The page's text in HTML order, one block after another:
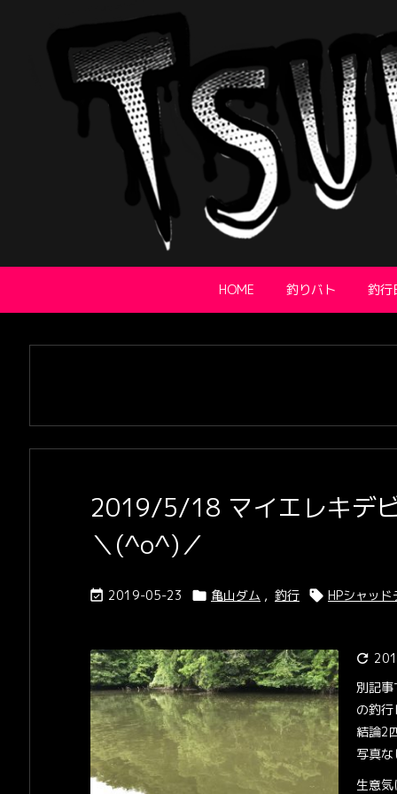
HOME 釣りバト 釣行
2019/5/18 マイエレキデ
＼(^o^)／
 2019-05-23  亀山ダム , 釣行  HPシャッド

別記
の釣
結論2
写真
生意